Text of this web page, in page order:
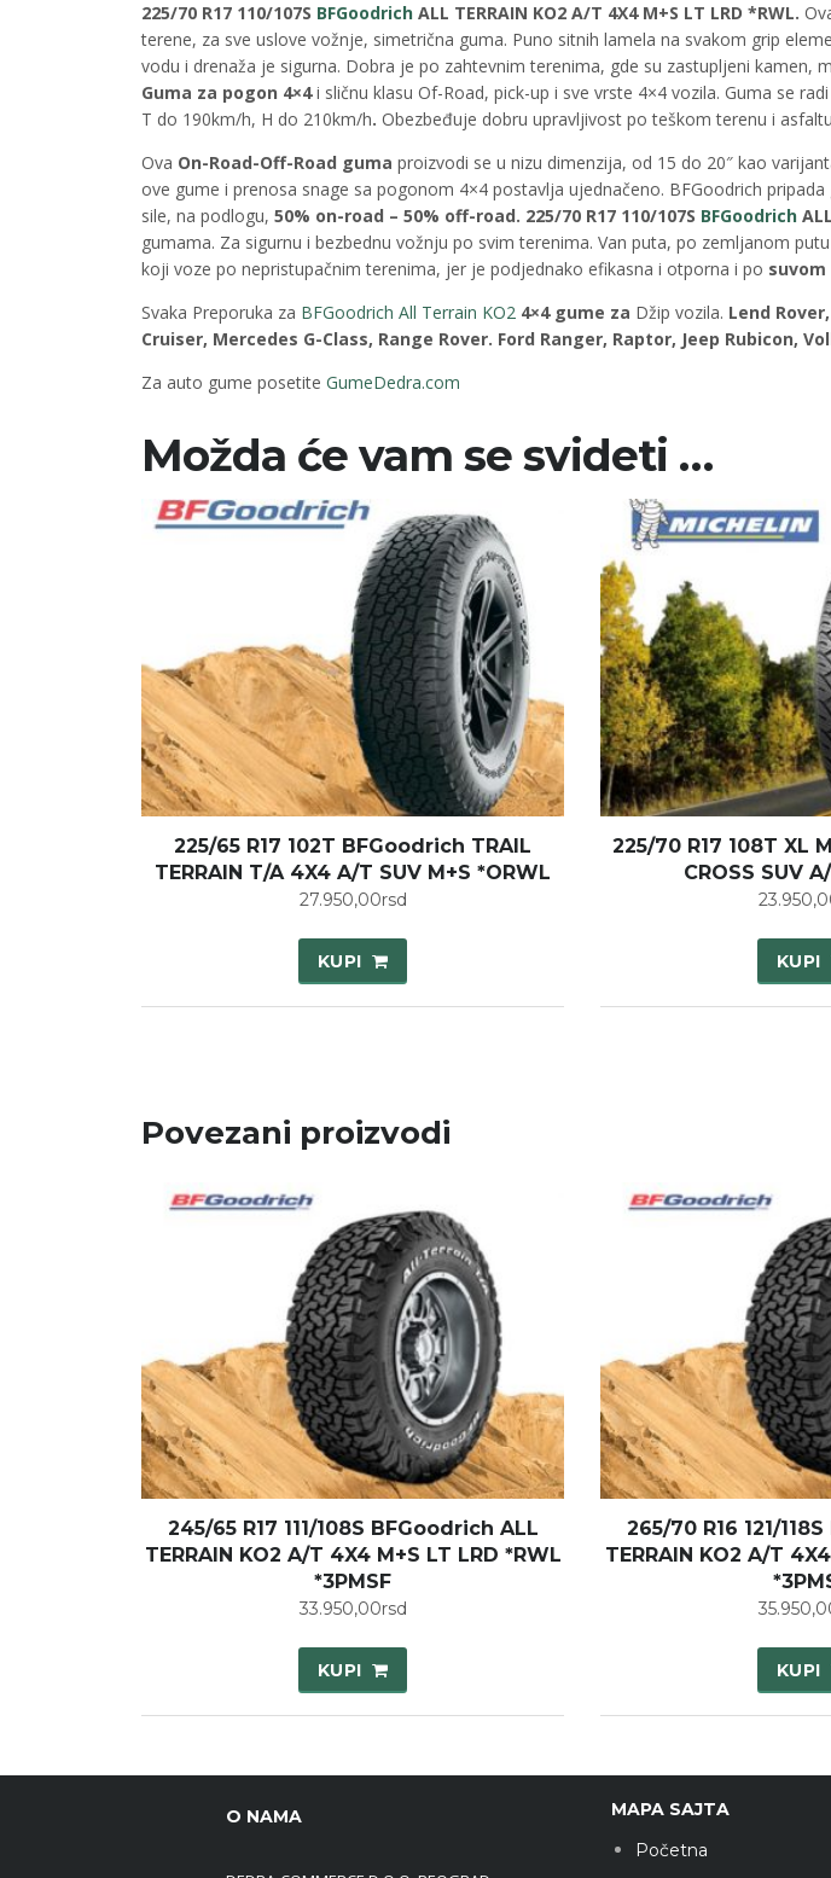
225/70 R17 110/107S BFGoodrich ALL TERRAIN KO2 A/T 4X4 M+S LT LRD *RWL.
terene, za sve uslove vožnje, simetrična guma. Puno sitnih lamela na svakom grip
vodu i drenaža je sigurna. Dobra je po zahtevnim terenima, gde su zastupljeni kamen,
Guma za pogon 4×4i sličnu klasu Of-Road, pick-up i sve vrste 4×4 vozila. Guma se
T do 190km/h, H do 210km/h. Obezbeđuje dobru upravljivost po teškom terenu i
Ova On-Road-Off-Road guma proizvodi se u nizu dimenzija, od 15 do 20″ kao
ove gume i prenosa snage sa pogonom 4×4 postavlja ujednačeno. BFGoodrich
sile, na podlogu, 50% on-road – 50% off-road. 225/70 R17 110/107S BFGoodrich
gumama. Za sigurnu i bezbednu vožnju po svim terenima. Van puta, po zemljanom
koji voze po nepristupačnim terenima, jer je podjednako efikasna i otporna i po
Svaka Preporuka za BFGoodrich All Terrain KO2 4×4 gume za Džip vozila. Lend
Cruiser, Mercedes G-Class, Range Rover. Ford Ranger, Raptor, Jeep Rubicon,
Za auto gume posetite GumeDedra.com
Možda će vam se svideti …
225/65 R17 102T BFGoodrich TRAIL
TERRAIN T/A 4X4 A/T SUV M+S *ORWL
27.950,00rsd
KUPI
225/70 R17 108T XL
CROSS SUV
KUPI
Povezani proizvodi
245/65 R17 111/108S BFGoodrich ALL
TERRAIN KO2 A/T 4X4 M+S LT LRD *RWL
*3PMSF
33.950,00rsd
KUPI
265/70 R16 121/
TERRAIN KO2 A/T
KUPI
O NAMA
MAPA SAJTA
Početna